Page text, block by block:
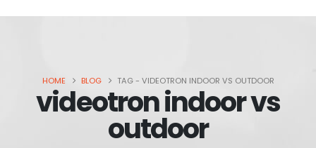
HOME BLOG TAG - VIDEOTRON INDOOR VS OUTDOOR
videotron indoor vs
outdoor